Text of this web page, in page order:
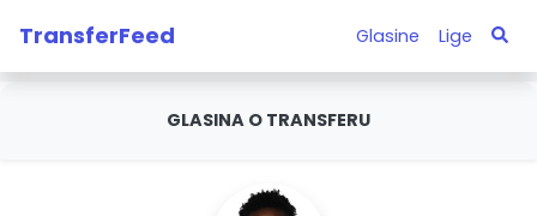
TransferFeed Glasine Lige
GLASINA O TRANSFERU